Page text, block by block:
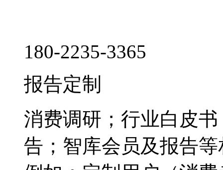
180-2235-3365
报告定制
消费调研；行业白皮
告；智库会员及报告